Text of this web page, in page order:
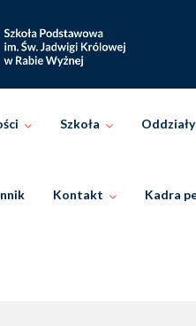
Szkoła
Kontakt Kadra